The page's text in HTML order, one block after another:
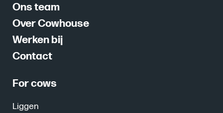
Ons team
Over Cowhouse
Werken bij
Contact
For cows
Liggen